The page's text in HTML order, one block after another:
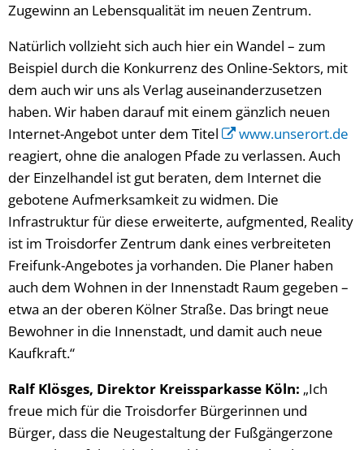
Zugewinn an Lebensqualität im neuen Zentrum.
Natürlich vollzieht sich auch hier ein Wandel – zum
Beispiel durch die Konkurrenz des Online-Sektors, mit
dem auch wir uns als Verlag auseinanderzusetzen
haben. Wir haben darauf mit einem gänzlich neuen
Internet-Angebot unter dem Titel
www.unserort.de
reagiert, ohne die analogen Pfade zu verlassen. Auch
der Einzelhandel ist gut beraten, dem Internet die
gebotene Aufmerksamkeit zu widmen. Die
Infrastruktur für diese erweiterte, aufgmented, Reality
ist im Troisdorfer Zentrum dank eines verbreiteten
Freifunk-Angebotes ja vorhanden. Die Planer haben
auch dem Wohnen in der Innenstadt Raum gegeben –
etwa an der oberen Kölner Straße. Das bringt neue
Bewohner in die Innenstadt, und damit auch neue
Kaufkraft.“
Ralf Klösges, Direktor Kreissparkasse Köln: „Ich
freue mich für die Troisdorfer Bürgerinnen und
Bürger, dass die Neugestaltung der Fußgängerzone